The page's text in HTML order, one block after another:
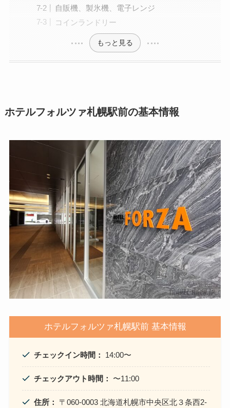
自販機、製氷機、電子レンジ
コインランドリー
もっと見る
ホテルフォルツァ札幌駅前の基本情報
ホテルフォルツァ札幌駅前 基本情報
チェックイン時間： 14:00〜
チェックアウト時間： 〜11:00
住所： 〒060-0003 北海道札幌市中央区北３条西2-